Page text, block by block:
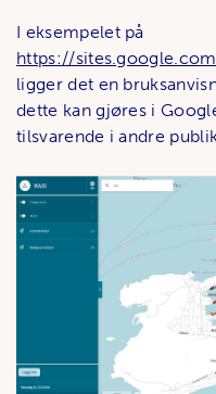
I eksempelet på
https://
ligger det en
dette kan gjøres i
tilsvarende i andre